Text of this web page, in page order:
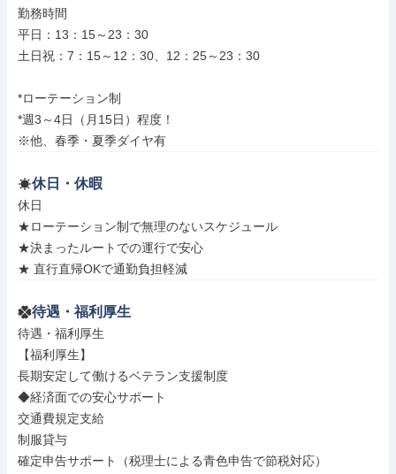
勤務時間
平日：13：15～23：30
土日祝：7：15～12：30、12：25～23：30
*ローテーション制
*週3～4日（月15日）程度！
※他、春季・夏季ダイヤ有
休日・休暇
休日
★ローテーション制で無理のないスケジュール
★決まったルートでの運行で安心
★ 直行直帰OKで通勤負担軽減
待遇・福利厚生
待遇・福利厚生
【福利厚生】
長期安定して働けるベテラン支援制度
◆経済面での安心サポート
交通費規定支給
制服貸与
確定申告サポート（税理士による青色申告で節税対応）